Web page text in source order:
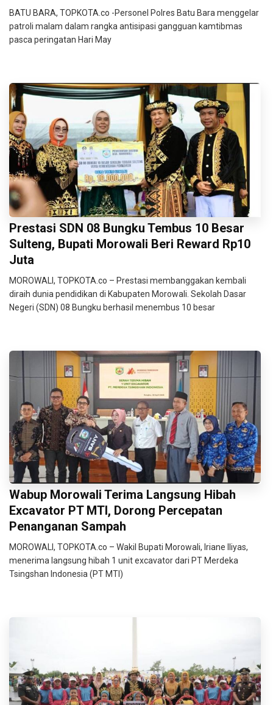
BATU BARA, TOPKOTA.co -Personel Polres Batu Bara menggelar
patroli malam dalam rangka antisipasi gangguan kamtibmas
pasca peringatan Hari May
Prestasi SDN 08 Bungku Tembus 10 Besar
Sulteng, Bupati Morowali Beri Reward Rp10
Juta
MOROWALI, TOPKOTA.co – Prestasi membanggakan kembali
diraih dunia pendidikan di Kabupaten Morowali. Sekolah Dasar
Negeri (SDN) 08 Bungku berhasil menembus 10 besar
Wabup Morowali Terima Langsung Hibah
Excavator PT MTI, Dorong Percepatan
Penanganan Sampah
MOROWALI, TOPKOTA.co – Wakil Bupati Morowali, Iriane Iliyas,
menerima langsung hibah 1 unit excavator dari PT Merdeka
Tsingshan Indonesia (PT MTI)